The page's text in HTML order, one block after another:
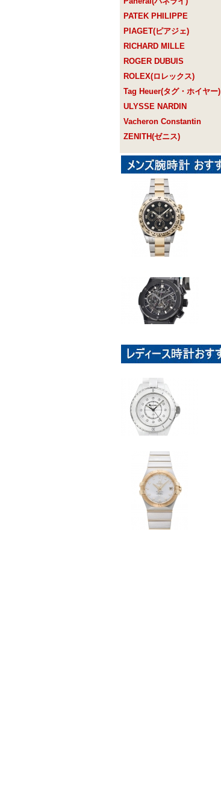
PATEK PHILIPPE
PIAGET(ピアジェ)
RICHARD MILLE
ROGER DUBUIS
ROLEX(ロレックス)
Tag Heuer(タグ・ホイヤー)
ULYSSE NARDIN
Vacheron Constantin
ZENITH(ゼニス)